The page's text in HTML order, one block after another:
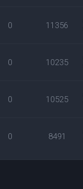
0 11356
0 10235
0 10525
0 8491